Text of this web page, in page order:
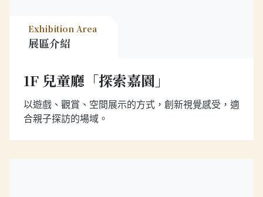
Exhibition Area
展區介紹
1F 兒童廳「探索嘉園」
以遊戲、觀賞、空間展示的方式，創新視覺感受，適
合親子探訪的場域。